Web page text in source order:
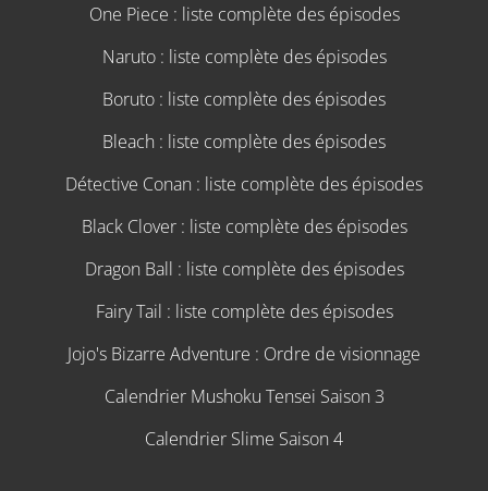
One Piece : liste complète des épisodes
Naruto : liste complète des épisodes
Boruto : liste complète des épisodes
Bleach : liste complète des épisodes
Détective Conan : liste complète des épisodes
Black Clover : liste complète des épisodes
Dragon Ball : liste complète des épisodes
Fairy Tail : liste complète des épisodes
Jojo's Bizarre Adventure : Ordre de visionnage
Calendrier Mushoku Tensei Saison 3
Calendrier Slime Saison 4